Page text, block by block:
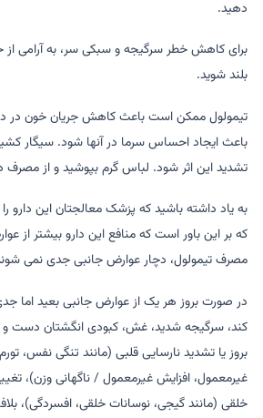
دهید.
برای کاهش خطر سرگیجه و سبکی سر، به آرامی از
بلند شوید.
تیمولول ممکن است باعث کاهش جریان خون در
باعث ایجاد احساس سرما در آنها شود. سیگار
تشدید این اثر شود. لباس گرم بپوشید و از مصرف
به یاد داشته باشید که پزشک معالجتان این دارو
که بر این باور است که منافع این دارو بیشتر از
مصرف تیمولول، دچار عوارض جانبی جدی نمی
در صورت بروز هر یک از عوارض جانبی بعید اما
کند، سرگیجه شدید، غش، کبودی انگشتان دست و
بروز یا تشدید نارسایی قلبی (مانند تنگی نفس،
غیرمعمول، افزایش غیرمعمول / ناگهانی وزن)،
خلقی (مانند گیجی، نوسانات خلقی، افسردگی)،